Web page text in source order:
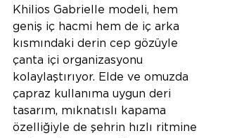
Khilios Gabrielle modeli, hem
geniş iç hacmi hem de iç arka
kısmındaki derin cep gözüyle
çanta içi organizasyonu
kolaylaştırıyor. Elde ve omuzda
çapraz kullanıma uygun deri
tasarım, mıknatıslı kapama
özelliğiyle de şehrin hızlı ritmine